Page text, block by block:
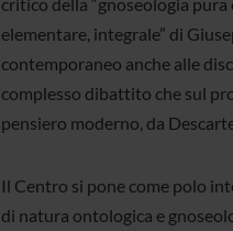
elementare, integrale” di
contemporaneo anche alle
complesso dibattito che sul
pensiero moderno, da
Il Centro si pone come polo
di natura ontologica e